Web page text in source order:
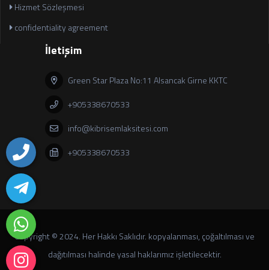
Hizmet Sözleşmesi
confidentiality agreement
İletişim
Green Star Plaza No:11 Alsancak Girne KKTC
+905338670533
info@kibrisemlaksitesi.com
+905338670533
Copyright © 2024. Her Hakkı Saklıdır. kopyalanması, çoğaltılması ve
dağıtılması halinde yasal haklarımız işletilecektir.